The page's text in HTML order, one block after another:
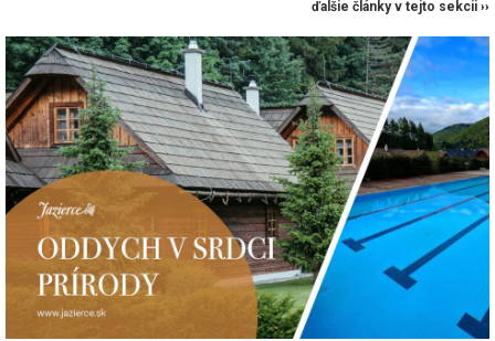
ďalšie články v tejto sekcii ››